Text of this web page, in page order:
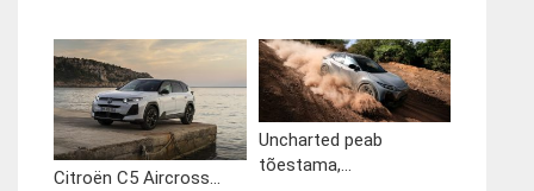
Citroën C5 Aircross...
Uncharted peab
tõestama,...